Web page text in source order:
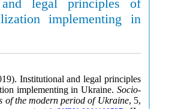
legal principles of
implementing in
Institutional and legal principles
implementing in Ukraine. Socio-
of the modern period of Ukraine, 5,